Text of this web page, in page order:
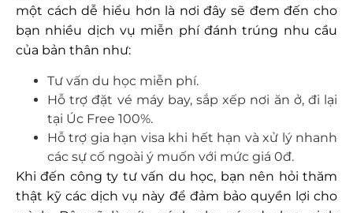
một cách dễ hiểu hơn là nơi đây sẽ đem đến cho
bạn nhiều dịch vụ miễn phí đánh trúng nhu cầu
của bản thân như:
Tư vấn du học miễn phí.
Hỗ trợ đặt vé máy bay, sắp xếp nơi ăn ở, đi lại
tại Úc Free 100%.
Hỗ trợ gia hạn visa khi hết hạn và xử lý nhanh
các sự cố ngoài ý muốn với mức giá 0đ.
Khi đến công ty tư vấn du học, bạn nên hỏi thăm
thật kỹ các dịch vụ này để đảm bảo quyền lợi cho